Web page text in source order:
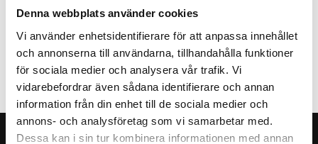
Denna webbplats använder cookies
Vi använder enhetsidentifierare för att anpassa innehållet
och annonserna till användarna, tillhandahålla funktioner
för sociala medier och analysera vår trafik. Vi
vidarebefordrar även sådana identifierare och annan
information från din enhet till de sociala medier och
annons- och analysföretag som vi samarbetar med.
Dessa kan i sin tur kombinera informationen med annan
SPECIFIKATION